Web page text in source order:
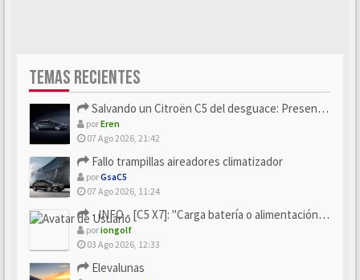
TEMAS RECIENTES
Salvando un Citroën C5 del desguace: Presentación y seguimiento
porEren
07 Ago 2026, 21:42
Fallo trampillas aireadores climatizador
porGsaC5
07 Ago 2026, 11:24
- INFO - [C5 X7]: "Carga batería o alimentación eléctri...
poriongolf
03 Ago 2026, 12:33
Elevalunas